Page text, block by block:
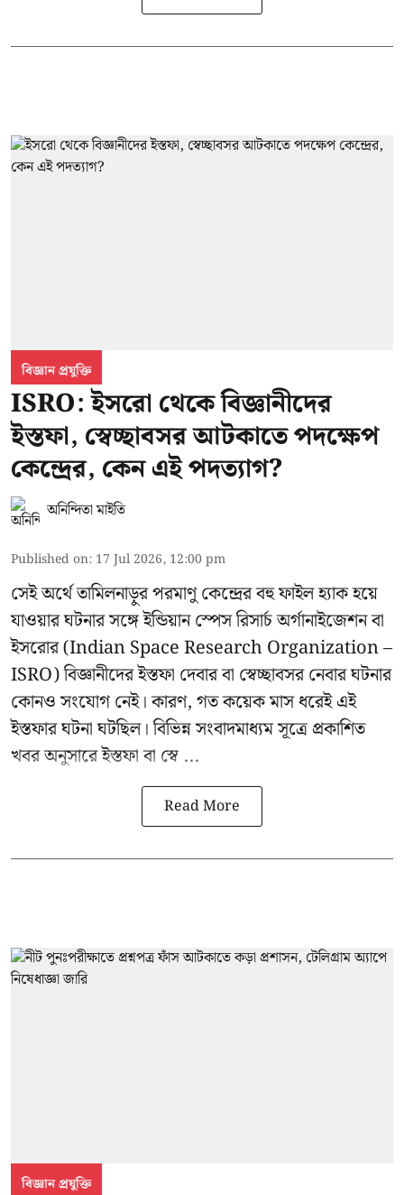
বিজ্ঞান প্রযুক্তি
ISRO: ইসরো থেকে বিজ্ঞানীদের
ইস্তফা, স্বেচ্ছাবসর আটকাতে পদক্ষেপ
কেন্দ্রের, কেন এই পদত্যাগ?
অনিন্দিতা মাইতি
Published on: 17 Jul 2026, 12:00 pm
সেই অর্থে তামিলনাড়ুর পরমাণু কেন্দ্রের বহু ফাইল হ্যাক হয়ে
যাওয়ার ঘটনার সঙ্গেইন্ডিয়ান স্পেস রিসার্চ অর্গানাইজেশন বা
ইসরোর(Indian Space Research Organization –
ISRO) বিজ্ঞানীদের ইস্তফা দেবার বা স্বেচ্ছাবসর নেবার ঘটনার
কোনও সংযোগ নেই। কারণ, গত কয়েক মাস ধরেই এই
ইস্তফার ঘটনা ঘটছিল। বিভিন্ন সংবাদমাধ্যম সূত্রে প্রকাশিত
খবর অনুসারে ইস্তফা বা স্বে ...
Read More
বিজ্ঞান প্রযুক্তি